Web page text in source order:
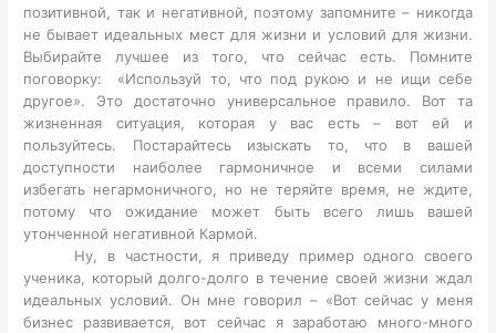
позитивной, так и негативной, поэтому запомните – никогда
не бывает идеальных мест для жизни и условий для жизни.
Выбирайте лучшее из того, что сейчас есть. Помните
поговорку: «Используй то, что под рукою и не ищи себе
другое». Это достаточно универсальное правило. Вот та
жизненная ситуация, которая у вас есть – вот ей и
пользуйтесь. Постарайтесь изыскать то, что в вашей
доступности наиболее гармоничное и всеми силами
избегать негармоничного, но не теряйте время, не ждите,
потому что ожидание может быть всего лишь вашей
утонченной негативной Кармой.
Ну, в частности, я приведу пример одного своего
ученика, который долго-долго в течение своей жизни ждал
идеальных условий. Он мне говорил – «Вот сейчас у меня
бизнес развивается, вот сейчас я заработаю много-много